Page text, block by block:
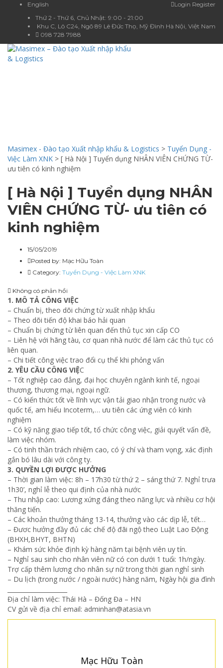
English Login Register
Thứ 2 - Thứ 6, Chủ Nhật: 9:00 - 21:00
Khu C, Lô C24, Ngõ 89 Lê Đức Thọ, Mỹ Đình Hà Nội, Việt Nam
098 728 7988
Masimex - Đào tạo Xuất nhập khẩu & Logistics > Tuyển Dụng -
Việc Làm XNK > [ Hà Nội ] Tuyển dụng NHÂN VIÊN CHỨNG TỪ-
ưu tiên có kinh nghiệm
[ Hà Nội ] Tuyển dụng NHÂN
VIÊN CHỨNG TỪ- ưu tiên có
kinh nghiệm
15/05/2019
Posted by: Mạc Hữu Toàn
Category: Tuyển Dụng - Việc Làm XNK
Không có phản hồi
1. MÔ TẢ CÔNG VIỆC
– Chuẩn bị, theo dõi chứng từ xuất nhập khẩu
– Theo dõi tiến độ khai báo hải quan
– Chuẩn bị chứng từ liên quan đến thủ tục xin cấp CO
– Liên hệ với hãng tàu, cơ quan nhà nước để làm các thủ tục có
liên quan.
– Chi tiết công việc trao đổi cụ thể khi phỏng vấn
2. YÊU CẦU CÔNG VIỆC
– Tốt nghiệp cao đẳng, đại học chuyên ngành kinh tế, ngoại
thương, thương mại, ngoại ngữ.
– Có kiến thức tốt về lĩnh vực vận tải giao nhận trong nước và
quốc tế, am hiểu Incoterm,… ưu tiên các ứng viên có kinh
nghiệm
– Có kỹ năng giao tiếp tốt, tổ chức công việc, giải quyết vấn đề,
làm việc nhóm.
– Có tinh thần trách nhiệm cao, có ý chí và tham vọng, xác định
gắn bó lâu dài với công ty.
3. QUYỀN LỢI ĐƯỢC HƯỞNG
– Thời gian làm việc: 8h – 17h30 từ thứ 2 – sáng thứ 7. Nghỉ trưa
1h30’, nghỉ lễ theo qui định của nhà nước
– Thu nhập cao: Lương xứng đáng theo năng lực và nhiều cơ hội
thăng tiến.
– Các khoản thưởng tháng 13-14, thưởng vào các dịp lễ, tết…
– Đươc hưởng đầy đủ các chế độ đãi ngộ theo Luật Lao Động
(BHXH,BHYT, BHTN)
– Khám sức khỏe định kỳ hàng năm tại bệnh viên uy tín.
– Nghỉ sau sinh cho nhân viên nữ có con dưới 1 tuổi: 1h/ngày.
Trợ cấp thêm lương cho nhân sự nữ trong thời gian nghỉ sinh
– Du lịch (trong nước / ngoài nước) hàng năm, Ngày hội gia đình
Địa chỉ làm việc: Thái Hà – Đống Đa – HN
CV gửi về địa chỉ email: adminhan@atasia.vn
Mạc Hữu Toàn